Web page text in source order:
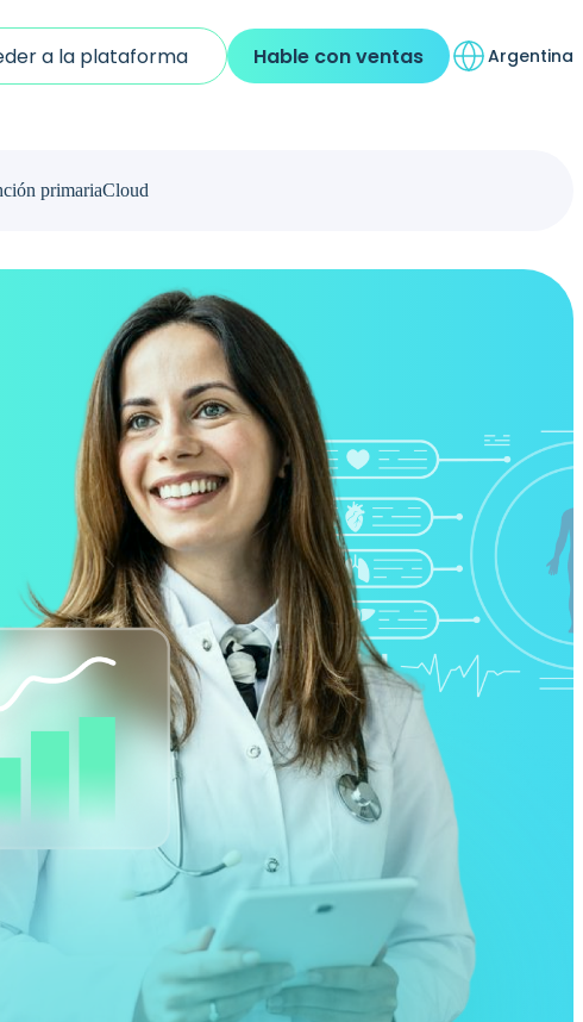
a la plataforma Hable con ventas Argentina
primariaCloud